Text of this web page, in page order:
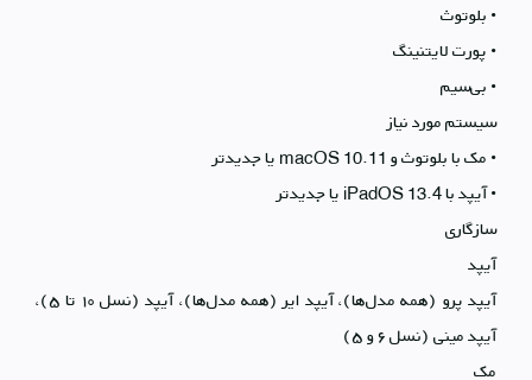
• بلوتوث
• پورت لایتنینگ
• بی‌سیم
سیستم مورد نیاز
• مک با بلوتوث و macOS 10.11 یا جدیدتر
• آیپد با iPadOS 13.4 یا جدیدتر
سازگاری
آیپد
آیپد پرو (همه مدل‌ها)، آیپد ایر (همه مدل‌ها)، آیپد (نسل ۱۰ تا ۵)،
آیپد مینی (نسل ۶ و ۵)
مک